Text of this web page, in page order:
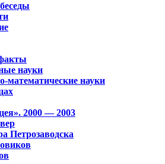
науки
математические науки
2000 — 2003
Петрозаводска